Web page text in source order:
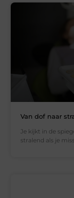
Van dof naar
Je kijkt in de
stralend als je